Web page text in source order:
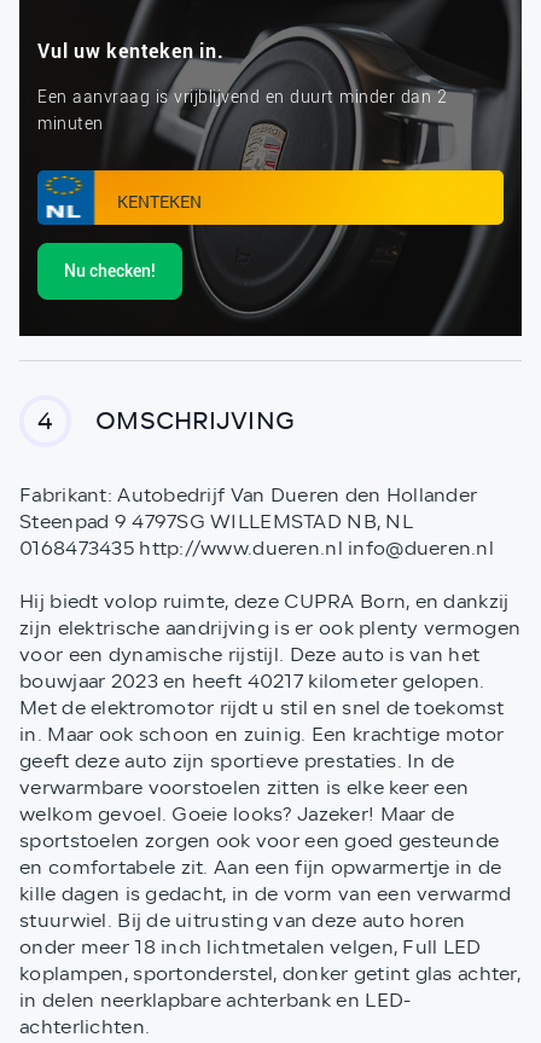
Vul uw kenteken in.
Een aanvraag is vrijblijvend en duurt minder dan 2
minuten
Nu checken!
4 OMSCHRIJVING
Fabrikant: Autobedrijf Van Dueren den Hollander
Steenpad 9 4797SG WILLEMSTAD NB, NL
0168473435 http://www.dueren.nl info@dueren.nl
Hij biedt volop ruimte, deze CUPRA Born, en dankzij
zijn elektrische aandrijving is er ook plenty vermogen
voor een dynamische rijstijl. Deze auto is van het
bouwjaar 2023 en heeft 40217 kilometer gelopen.
Met de elektromotor rijdt u stil en snel de toekomst
in. Maar ook schoon en zuinig. Een krachtige motor
geeft deze auto zijn sportieve prestaties. In de
verwarmbare voorstoelen zitten is elke keer een
welkom gevoel. Goeie looks? Jazeker! Maar de
sportstoelen zorgen ook voor een goed gesteunde
en comfortabele zit. Aan een fijn opwarmertje in de
kille dagen is gedacht, in de vorm van een verwarmd
stuurwiel. Bij de uitrusting van deze auto horen
onder meer 18 inch lichtmetalen velgen, Full LED
koplampen, sportonderstel, donker getint glas achter,
in delen neerklapbare achterbank en LED-
achterlichten.